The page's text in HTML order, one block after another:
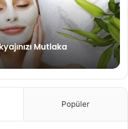
Mutlaka
Popüler